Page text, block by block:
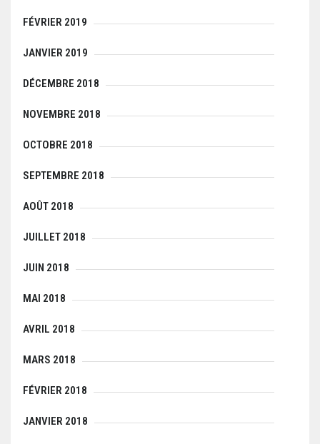
FÉVRIER 2019
JANVIER 2019
DÉCEMBRE 2018
NOVEMBRE 2018
OCTOBRE 2018
SEPTEMBRE 2018
AOÛT 2018
JUILLET 2018
JUIN 2018
MAI 2018
AVRIL 2018
MARS 2018
FÉVRIER 2018
JANVIER 2018